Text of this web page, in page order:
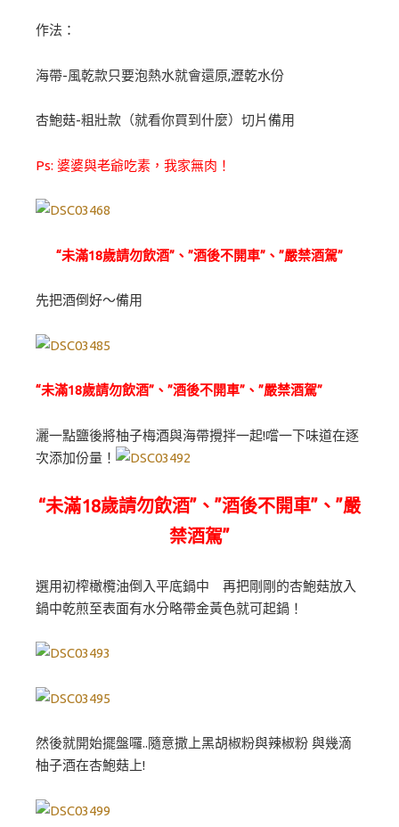
作法：
海帶-風乾款只要泡熱水就會還原,瀝乾水份
杏鮑菇-粗壯款（就看你買到什麼）切片備用
Ps: 婆婆與老爺吃素，我家無肉！
“未滿18歲請勿飲酒”、”酒後不開車”、”嚴禁酒駕”
先把酒倒好～備用
“未滿18歲請勿飲酒”、”酒後不開車”、”嚴禁酒駕”
灑一點鹽後將柚子梅酒與海帶攪拌一起!嚐一下味道在逐
次添加份量！
“未滿18歲請勿飲酒”、”酒後不開車”、”嚴
禁酒駕”
選用初榨橄欖油倒入平底鍋中 再把剛剛的杏鮑菇放入
鍋中乾煎至表面有水分略帶金黃色就可起鍋！
然後就開始擺盤囉..隨意撒上黑胡椒粉與辣椒粉 與幾滴
柚子酒在杏鮑菇上!